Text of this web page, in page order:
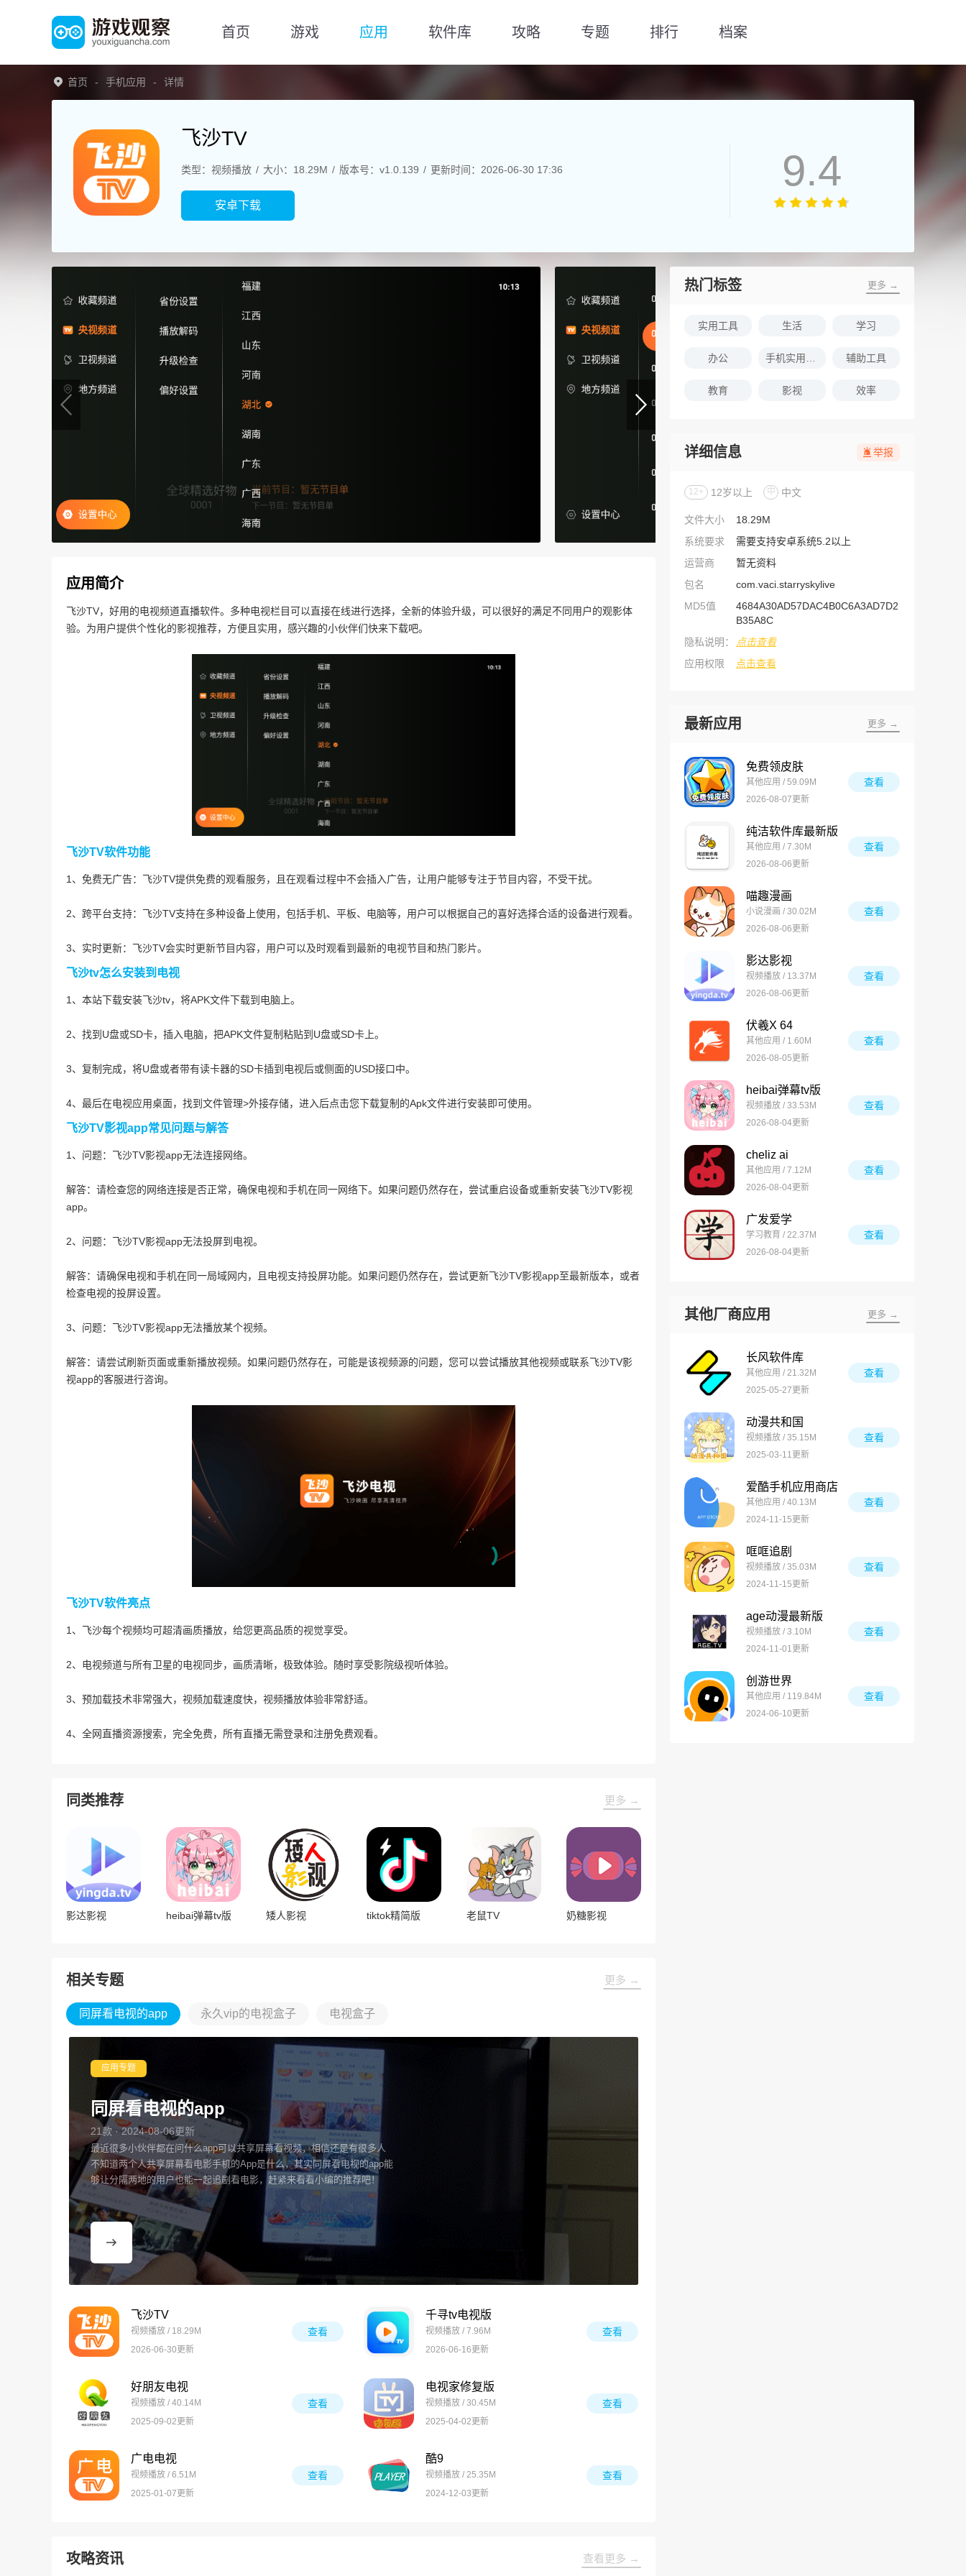
首页 游戏 应用 软件库 攻略 专题 排行 档案
首页 手机应用 详情
飞沙TV
类型：视频播放 大小：18.29M 版本号：v1.0.139 更新时间：2026-06-30 17:36
安卓下载
9.4
应用简介
飞沙TV，好用的电视频道直播软件。多种电视栏目可以直接在线进行选择，全新的体验升级，可以很好的满足不同用户的观影体
验。为用户提供个性化的影视推荐，方便且实用，感兴趣的小伙伴们快来下载吧。
飞沙TV软件功能
1、免费无广告：飞沙TV提供免费的观看服务，且在观看过程中不会插入广告，让用户能够专注于节目内容，不受干扰。
2、跨平台支持：飞沙TV支持在多种设备上使用，包括手机、平板、电脑等，用户可以根据自己的喜好选择合适的设备进行观看。
3、实时更新：飞沙TV会实时更新节目内容，用户可以及时观看到最新的电视节目和热门影片。
飞沙tv怎么安装到电视
1、本站下载安装飞沙tv，将APK文件下载到电脑上。
2、找到U盘或SD卡，插入电脑，把APK文件复制粘贴到U盘或SD卡上。
3、复制完成，将U盘或者带有读卡器的SD卡插到电视后或侧面的USD接口中。
4、最后在电视应用桌面，找到文件管理>外接存储，进入后点击您下载复制的Apk文件进行安装即可使用。
飞沙TV影视app常见问题与解答
1、问题：飞沙TV影视app无法连接网络。
解答：请检查您的网络连接是否正常，确保电视和手机在同一网络下。如果问题仍然存在，尝试重启设备或重新安装飞沙TV影视
app。
2、问题：飞沙TV影视app无法投屏到电视。
解答：请确保电视和手机在同一局域网内，且电视支持投屏功能。如果问题仍然存在，尝试更新飞沙TV影视app至最新版本，或者
检查电视的投屏设置。
3、问题：飞沙TV影视app无法播放某个视频。
解答：请尝试刷新页面或重新播放视频。如果问题仍然存在，可能是该视频源的问题，您可以尝试播放其他视频或联系飞沙TV影
视app的客服进行咨询。
飞沙TV软件亮点
1、飞沙每个视频均可超清画质播放，给您更高品质的视觉享受。
2、电视频道与所有卫星的电视同步，画质清晰，极致体验。随时享受影院级视听体验。
3、预加载技术非常强大，视频加载速度快，视频播放体验非常舒适。
4、全网直播资源搜索，完全免费，所有直播无需登录和注册免费观看。
同类推荐 更多 →
影达影视 heibai弹幕tv版 矮人影视 tiktok精简版 老鼠TV 奶糖影视
相关专题 更多 →
同屏看电视的app 永久vip的电视盒子 电视盒子
应用专题
同屏看电视的app
21款 · 2024-08-06更新
最近很多小伙伴都在问什么app可以共享屏幕看视频，相信还是有很多人
不知道两个人共享屏幕看电影手机的App是什么，其实同屏看电视的app能
够让分隔两地的用户也能一起追剧看电影，赶紧来看看小编的推荐吧！
飞沙TV
视频播放 / 18.29M
2026-06-30更新
查看
千寻tv电视版
视频播放 / 7.96M
2026-06-16更新
查看
好朋友电视
视频播放 / 40.14M
2025-09-02更新
查看
电视家修复版
视频播放 / 30.45M
2025-04-02更新
查看
广电电视
视频播放 / 6.51M
2025-01-07更新
查看
酷9
视频播放 / 25.35M
2024-12-03更新
查看
攻略资讯 查看更多 →
热门标签 更多 →
实用工具 生活 学习
办公 辅助工具
教育 影视 效率
详细信息 举报
12+ 12岁以上 中 中文
文件大小
18.29M
系统要求
需要支持安卓系统5.2以上
运营商
暂无资料
包名
com.vaci.starryskylive
MD5值
4684A30AD57DAC4B0C6A3AD7D2
B35A8C
隐私说明：
点击查看
应用权限
点击查看
最新应用 更多 →
免费领皮肤
其他应用 / 59.09M
2026-08-07更新
查看
纯洁软件库最新版
其他应用 / 7.30M
2026-08-06更新
查看
喵趣漫画
小说漫画 / 30.02M
2026-08-06更新
查看
影达影视
视频播放 / 13.37M
2026-08-06更新
查看
伏羲X 64
其他应用 / 1.60M
2026-08-05更新
查看
heibai弹幕tv版
视频播放 / 33.53M
2026-08-04更新
查看
cheliz ai
其他应用 / 7.12M
2026-08-04更新
查看
广发爱学
学习教育 / 22.37M
2026-08-04更新
查看
其他厂商应用 更多 →
长风软件库
其他应用 / 21.32M
2025-05-27更新
查看
动漫共和国
视频播放 / 35.15M
2025-03-11更新
查看
爱酷手机应用商店
其他应用 / 40.13M
2024-11-15更新
查看
哐哐追剧
视频播放 / 35.03M
2024-11-15更新
查看
age动漫最新版
视频播放 / 3.10M
2024-11-01更新
查看
创游世界
其他应用 / 119.84M
2024-06-10更新
查看